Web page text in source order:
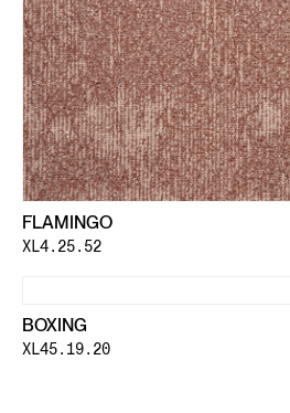
FLAMINGO
XL4.25.52
BOXING
XL45.19.20